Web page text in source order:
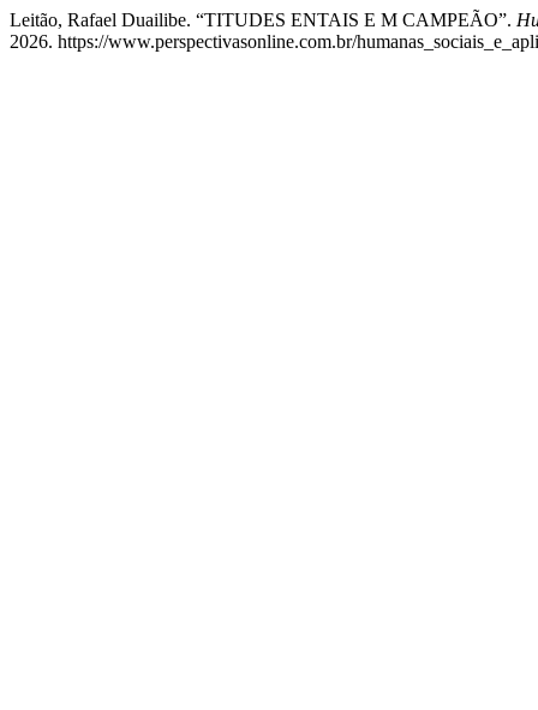
Leitão, Rafael Duailibe. “TITUDES ENTAIS E M CAMPEÃO”.
2026. https://www.perspectivasonline.com.br/